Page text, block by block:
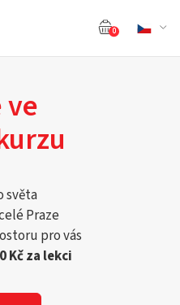
0
ve
světa
Praze
pro vás
Kč za lekci